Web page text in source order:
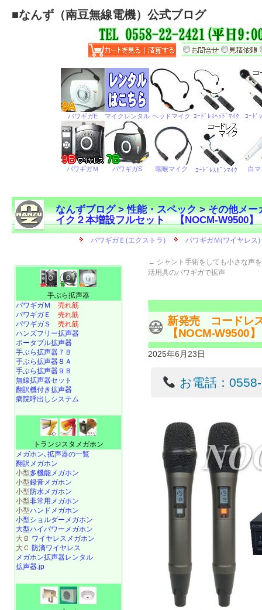
■なんず（南豆無線電機）公式ブログ
なんずブログ>性能・スペック>その他メー
イク２本増設フルセット 【NOCM-W9500】
← シャント手術をしても小さな声
活用具のパワギガで拡声
新発売 コードレ
【NOCM-W9500】
2025年6月23日
お電話：
手ぶら拡声器
パワギガＭ 売れ筋
パワギガＥ 売れ筋
パワギガＳ 売れ筋
ハンズフリー拡声器
ポータブル拡声器
手ぶら拡声器７Ｂ
手ぶら拡声器８Ａ
手ぶら拡声器９Ｂ
無線拡声器セット
翻訳機付き拡声器
病院呼出しシステム
トランジスタメガホン
メガホン､拡声器の一覧
翻訳メガホン
小型多機能メガホン
小型録音メガホン
小型防水メガホン
小型非常用メガホン
小型ハンドメガホン
小型ショルダーメガホン
大型ハイパワーメガホン
大Ｂ ワイヤレスメガホン
大Ｃ 防滴ワイヤレス
メガホン拡声器レンタル
拡声器.jp